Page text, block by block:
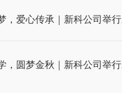
承｜新科公司举行2023年度“金秋助学”爱心资助仪式
秋｜新科公司举行2022年度“金秋助学”爱心资助仪式